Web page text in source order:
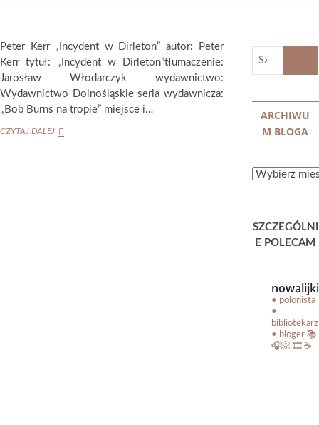
Peter Kerr „Incydent w Dirleton” autor: Peter
Kerr tytuł: „Incydent w Dirleton”tłumaczenie:
Jarosław Włodarczyk wydawnictwo:
Wydawnictwo Dolnośląskie seria wydawnicza:
„Bob Burns na tropie” miejsce i…
CZYTAJ DALEJ
ARCHIWU
M BLOGA
ARCHIWUM
SZCZEGÓLNI
E POLECAM
nowalijki
• polonista
•
bibliotekarz
• bloger📚
🎧📀 🎞️ ☕️